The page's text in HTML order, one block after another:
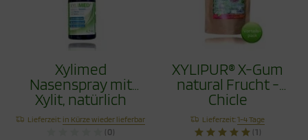
Xylimed
Nasenspray mit
Xylit, natürlich
reinigend, 45ml
Lieferzeit: in Kürze wieder lieferbar
(0)
XYLIPUR® X-Gum
natural Frucht -
Chicle
Vorteilspack 80g
Lieferzeit:1-4 Tage
(1)